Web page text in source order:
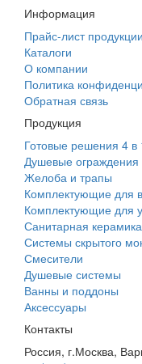
Информация
Прайс-лист продукции
Каталоги
О компании
Политика
Обратная связь
Продукция
Готовые решения 4 в
Душевые ограждения
Желоба и трапы
Комплектующие для
Комплектующие для
Санитарная керамика
Системы скрытого
Смесители
Душевые системы
Ванны и поддоны
Аксессуары
Контакты
Россия, г.Москва,